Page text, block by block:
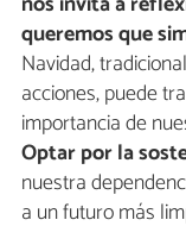
queremos que
Navidad,
acciones, puede
importancia de
Optar por la
nuestra
a un futuro más